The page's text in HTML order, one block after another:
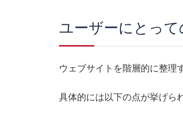
ユーザーにとって
ウェブサイトを階層的に整理
具体的には以下の点が挙げら